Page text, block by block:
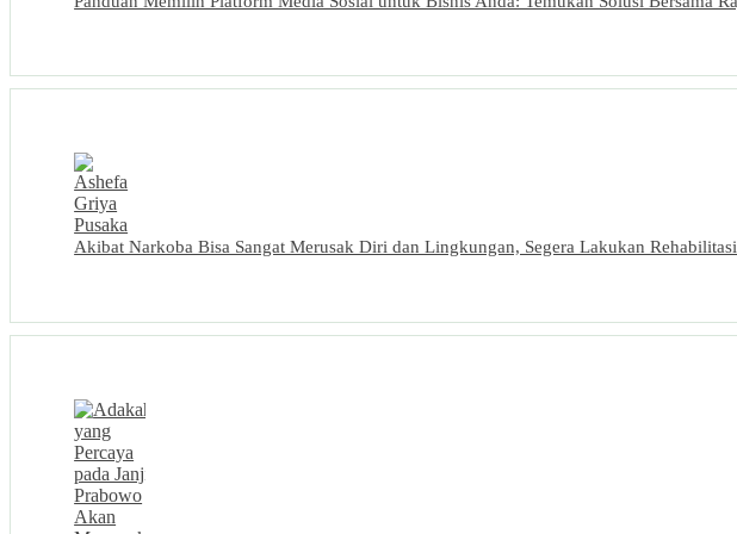
Akibat Narkoba Bisa Sangat Merusak Diri dan Lingkungan, Segera Lakukan